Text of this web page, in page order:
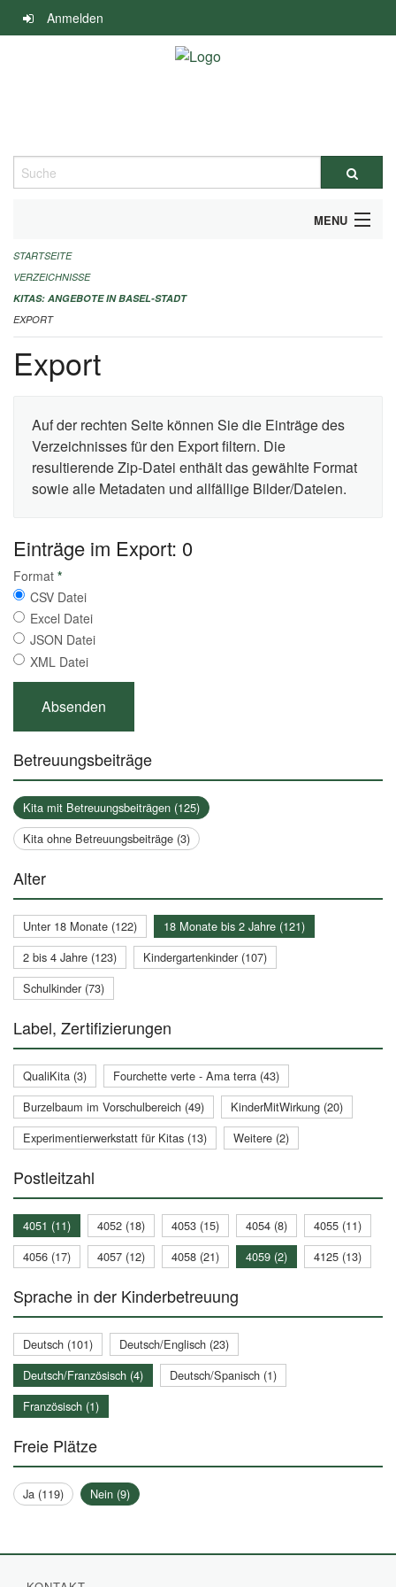
Navigation
überspringen
Anmelden
Suche
MENU
ALLGEMEINE INFORMATIONEN
IMPRESSUM
STARTSEITE
VERZEICHNISSE
KITAS: ANGEBOTE IN BASEL-STADT
EXPORT
Export
Auf der rechten Seite können Sie die Einträge des
Verzeichnisses für den Export filtern. Die
resultierende Zip-Datei enthält das gewählte Format
sowie alle Metadaten und allfällige Bilder/Dateien.
Einträge im Export: 0
Format *
CSV Datei
Excel Datei
JSON Datei
XML Datei
Betreuungsbeiträge
Kita mit Betreuungsbeiträgen (125)
Kita ohne Betreuungsbeiträge (3)
Alter
Unter 18 Monate (122)
18 Monate bis 2 Jahre (121)
2 bis 4 Jahre (123)
Kindergartenkinder (107)
Schulkinder (73)
Label, Zertifizierungen
QualiKita (3)
Fourchette verte - Ama terra (43)
Burzelbaum im Vorschulbereich (49)
KinderMitWirkung (20)
Experimentierwerkstatt für Kitas (13)
Weitere (2)
Postleitzahl
4051 (11) 4052 (18) 4053 (15) 4054 (8)
4055 (11)
4056 (17)
4057 (12) 4058 (21) 4059 (2) 4125 (13)
Sprache in der Kinderbetreuung
Deutsch (101)
Deutsch/Englisch (23)
Deutsch/Französisch (4)
Deutsch/Spanisch (1)
Französisch (1)
Freie Plätze
Ja (119) Nein (9)